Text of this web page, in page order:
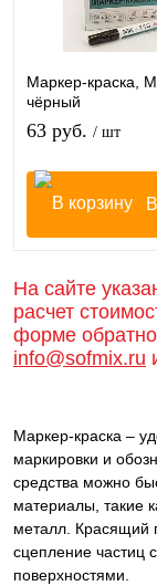
Маркер-краска,
чёрный
63 руб. / шт
На сайте
расчет
форме
info@sofmix.ru
Маркер-краска –
маркировки и
средства можно
материалы, такие
металл. Красящий
сцепление частиц
поверхностями.